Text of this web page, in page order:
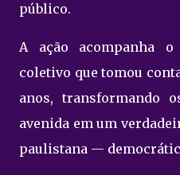
público.
A ação acompanha
coletivo que tomou
anos, transformando
avenida em um
paulistana —